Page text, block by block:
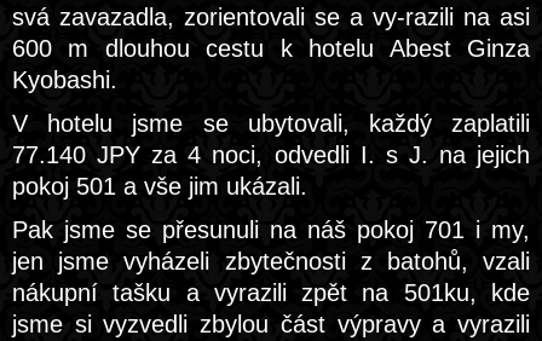
svá zavazadla, zorientovali se a vy-razili na asi
600 m dlouhou cestu k hotelu Abest Ginza
Kyobashi.
V hotelu jsme se ubytovali, každý zaplatili
77.140 JPY za 4 noci, odvedli I. s J. na jejich
pokoj 501 a vše jim ukázali.
Pak jsme se přesunuli na náš pokoj 701 i my,
jen jsme vyházeli zbytečnosti z batohů, vzali
nákupní tašku a vyrazili zpět na 501ku, kde
jsme si vyzvedli zbylou část výpravy a vyrazili